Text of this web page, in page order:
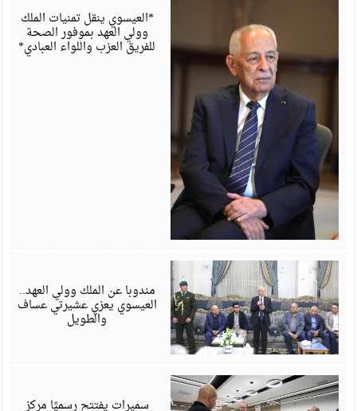
*العيسوي ينقل تمنيات الملك
وولي العهد بموفور الصحة
للفريق العزب واللواء العبادي*
مندوبا عن الملك وولي العهد..
العيسوي يعزي عشيرتي عساف
والطويل
سميرات يفتتح رسميًا مركز